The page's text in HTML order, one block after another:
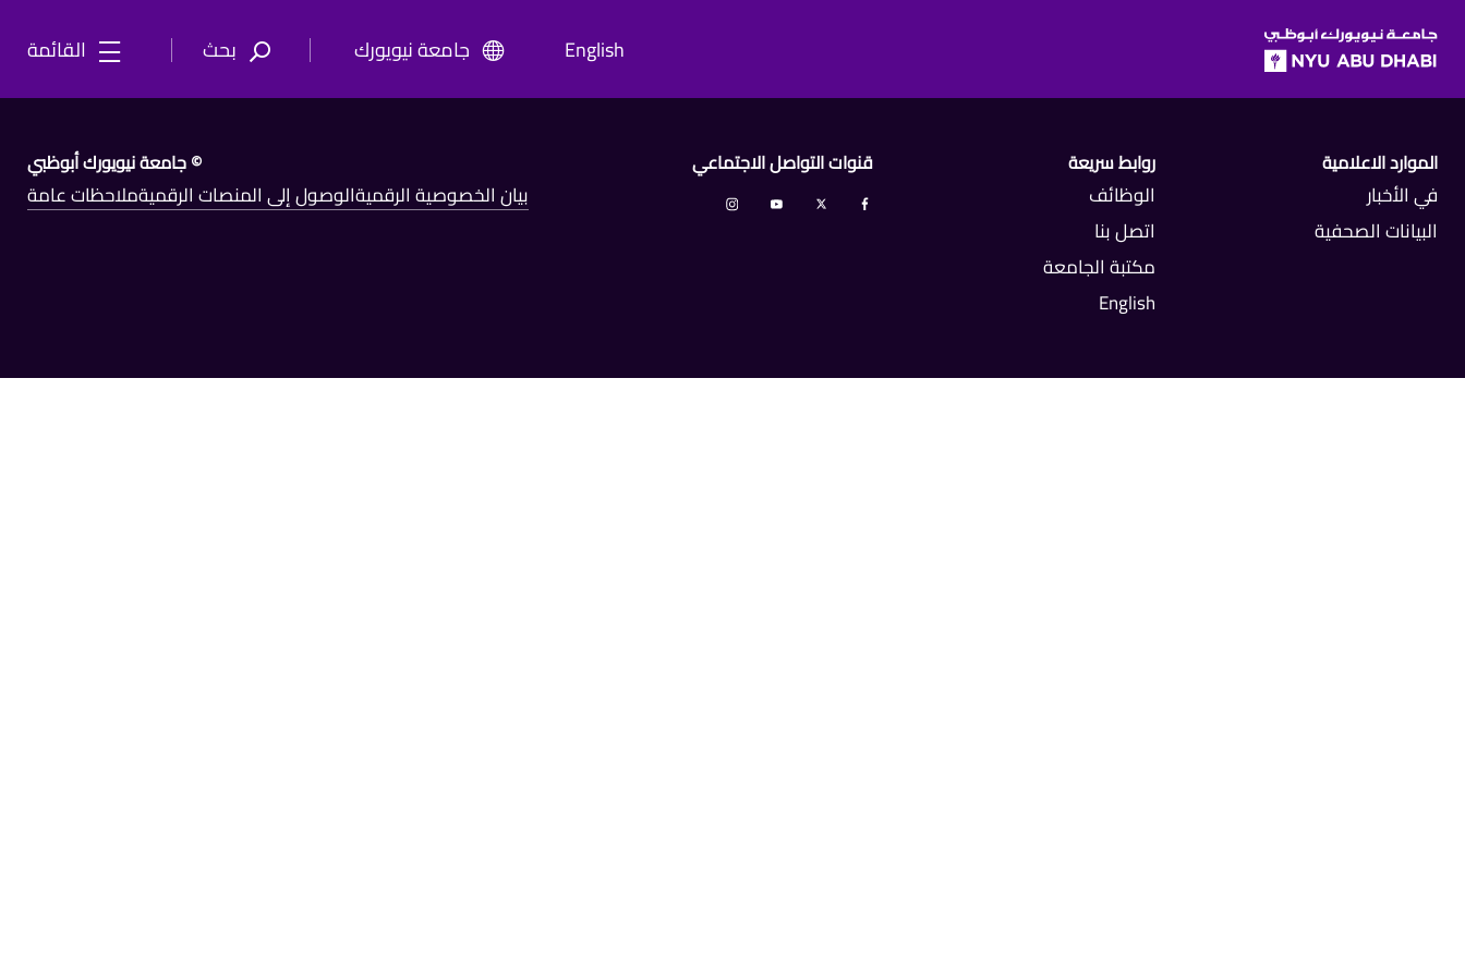
SKIP TO ALL NYU NAVIGATION
SKIP TO MAIN CONTENT
English جامعة نيويورك بحث القائمة
الموارد الاعلامية
في الأخبار
البيانات الصحفية
روابط سريعة
الوظائف
اتصل بنا
مكتبة الجامعة
English
قنوات التواصل الاجتماعي © جامعة نيويورك أبوظبي
بيان الخصوصية الرقميةالوصول إلى المنصات الرقميةملاحظات عامة